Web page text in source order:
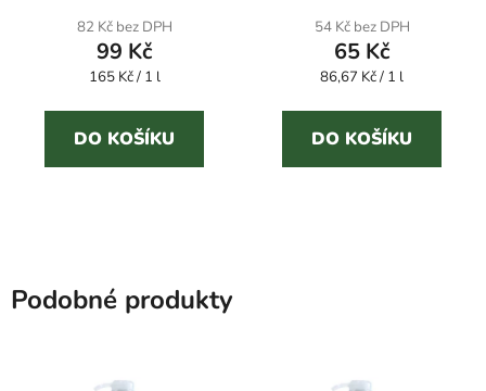
82 Kč bez DPH
99 Kč
Měrná
165 Kč / 1 l
DO KOŠÍKU
54 Kč bez DPH
65 Kč
Měrná
86,67 Kč / 1 l
DO KOŠÍKU
Podobné produkty